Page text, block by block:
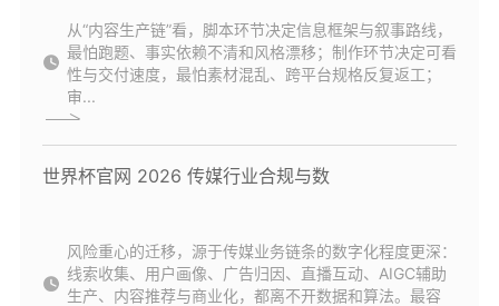
从“内容生产链”看，脚本环节决定信息框架与叙事路线，
最怕跑题、事实依赖不清和风格漂移；制作环节决定可看
性与交付速度，最怕素材混乱、跨平台规格反复返工；
审...
世界杯官网 2026 传媒行业合规与数
风险重心的迁移，源于传媒业务链条的数字化程度更深：
线索收集、用户画像、广告归因、直播互动、AIGC辅助
生产、内容推荐与商业化，都离不开数据和算法。最容